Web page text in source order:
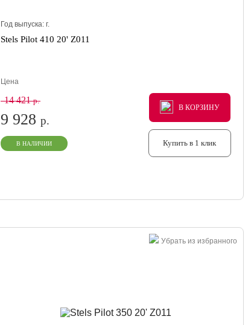
Год выпуска:г.
Stels Pilot 410 20' Z011
Цена
14 421р.
9 928р.
В НАЛИЧИИ
В КОРЗИНУ
В КОРЗИНУ
В КОРЗИНУ
Купить в 1 клик
Убрать из избранного